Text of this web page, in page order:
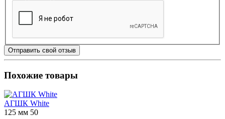
Отправить свой отзыв
Похожие товары
АГШК White
125 мм 50